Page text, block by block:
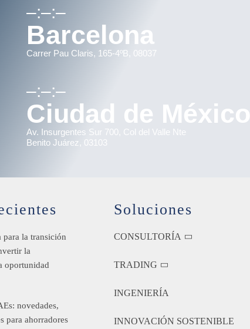
–:–:–
Barcelona
Carrer Pau Claris, 165-4ºB, 08037
–:–:–
Ciudad de México
Av. Insurgentes Sur 700, Col del Valle Nte
Benito Juárez, 03103
la transición
la
oportunidad
novedades,
para ahorradores
Soluciones
CONSULTORÍA
TRADING
INGENIERÍA
INNOVACIÓN SOSTENIBLE